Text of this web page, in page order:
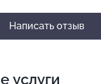
Написать отзыв
услуги